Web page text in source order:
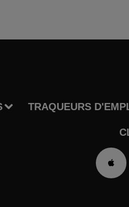
TRAQUEURS